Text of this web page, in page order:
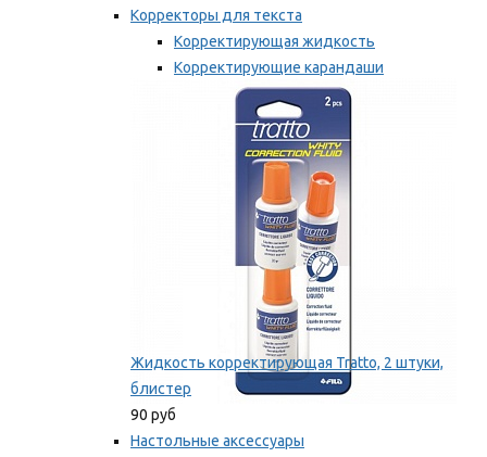
Корректоры для текста
Корректирующая жидкость
Корректирующие карандаши
Корректирующие ленты
Мы рекомендуем
Жидкость корректирующая Tratto, 2 штуки,
блистер
90 руб
Настольные аксессуары